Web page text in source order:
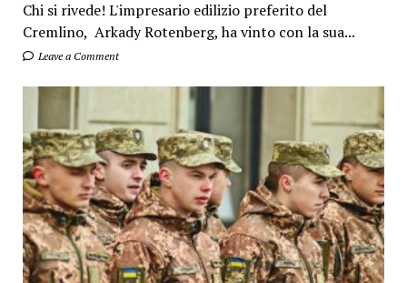
Chi si rivede! L'impresario edilizio preferito del
Cremlino, Arkady Rotenberg, ha vinto con la sua...
Leave a Comment